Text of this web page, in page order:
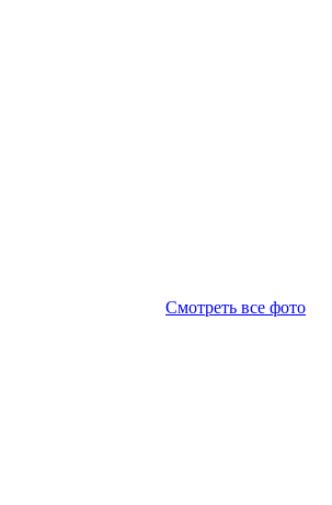
Смотреть все фото